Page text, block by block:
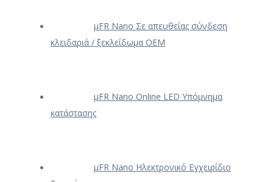
μFR Nano Σε απευθείας σύνδεση
κλειδαριά / ξεκλείδωμα OEM
μFR Nano Online LED Υπόμνημα
κατάστασης
μFR Nano Ηλεκτρονικό Εγχειρίδιο